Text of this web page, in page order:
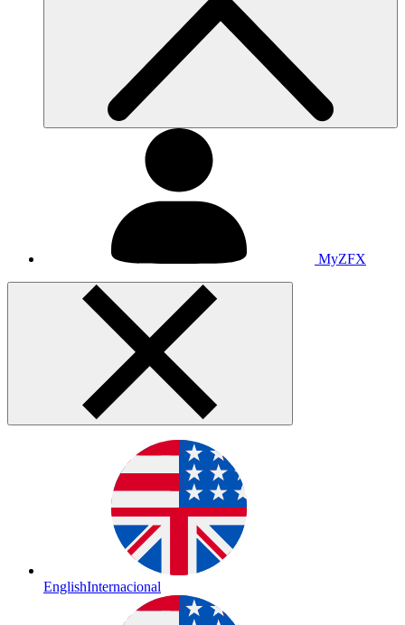
MyZFX
EnglishInternacional